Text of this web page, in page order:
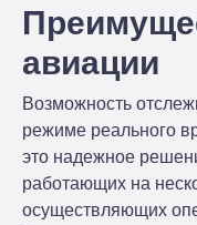
авиации
Возможность
режиме реального
это надежное
работающих на
осуществляющих